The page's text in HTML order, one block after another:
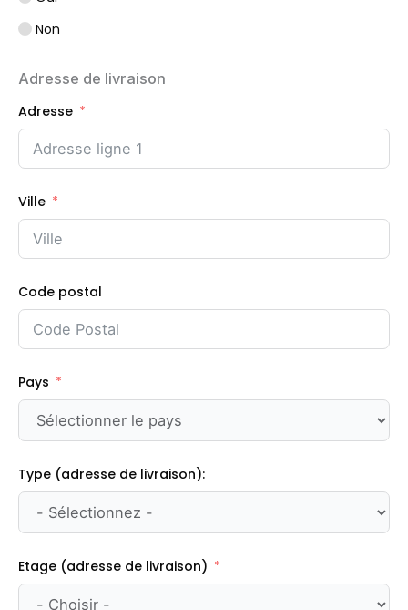
Non
Adresse de livraison
Adresse
Ville
Code postal
Pays
Type (adresse de livraison):
Etage (adresse de livraison)